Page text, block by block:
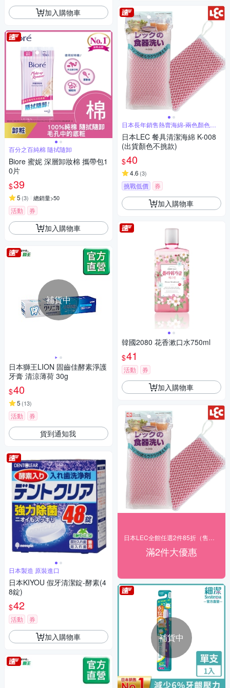
加入購物車
百分之百純棉 隨拭隨卸
Biore 蜜妮 深層卸妝棉 攜帶包1
0片
$39
5 (3) 總銷量>50
活動 券
加入購物車
補貨中
日本獅王LION 固齒佳酵素淨護
牙膏 清涼薄荷 30g
$40
5 (13)
活動 券
貨到通知我
日本製造 原裝進口
日本KIYOU 假牙清潔錠-酵素(4
8錠)
$42
活動 券
加入購物車
日本長年銷售熱賣海綿-兩色顏色不
挑款
日本LEC 餐具清潔海綿 K-008
(出貨顏色不挑款)
$40
4.6 (3)
挑戰低價 券
加入購物車
韓國2080 花香漱口水750ml
$41
活動 券
加入購物車
滿2件大優惠
補貨中